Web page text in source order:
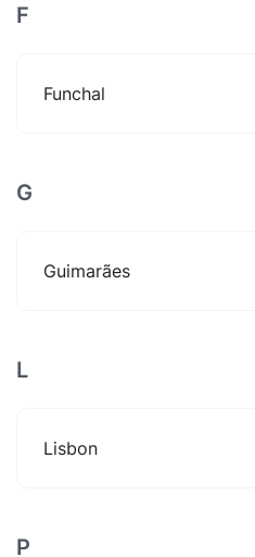
F
Funchal
G
Guimarães
L
Lisbon
P